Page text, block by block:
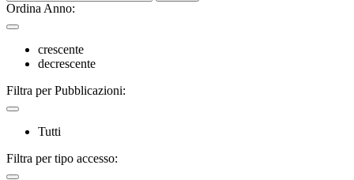
Ordina Anno:
crescente
decrescente
Filtra per Pubblicazioni:
Tutti
Filtra per tipo accesso: